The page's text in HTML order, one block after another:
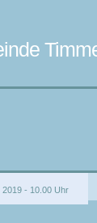
- 10.00 Uhr